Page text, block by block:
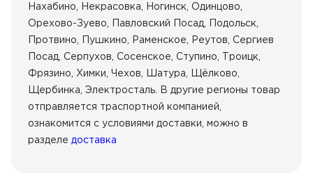
Нахабино, Некрасовка, Ногинск, Одинцово,
Орехово-Зуево, Павловский Посад, Подольск,
Протвино, Пушкино, Раменское, Реутов, Сергиев
Посад, Серпухов, Сосенское, Ступино, Троицк,
Фрязино, Химки, Чехов, Шатура, Щёлково,
Щербинка, Электросталь. В другие регионы товар
отправляется траспортной компанией,
ознакомится с условиями доставки, можно в
разделе доставка